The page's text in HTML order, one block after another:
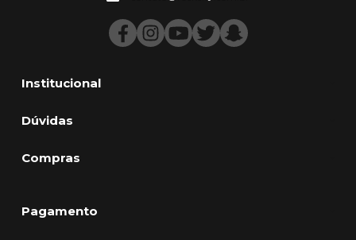
Institucional
Dúvidas
Compras
Pagamento